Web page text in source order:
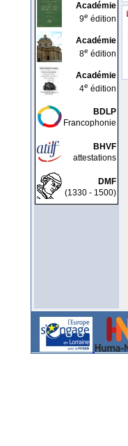
Académie
9e édition
Académie
8e édition
Académie
4e édition
BDLP
Francophonie
BHVF
attestations
DMF
(1330 - 1500)